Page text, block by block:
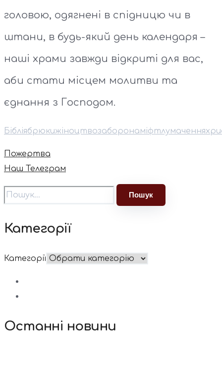
головою, одягнені в спідницю чи в
штани, в будь-який день календаря –
наші храми завжди відкриті для вас,
аби стати місцем молитви та
єднання з Господом.
Бібліябрюкижіноцтвозаборонаміфтлумачення
Пожертва
Наш Телеграм
Категорії
Категорії
Останні новини